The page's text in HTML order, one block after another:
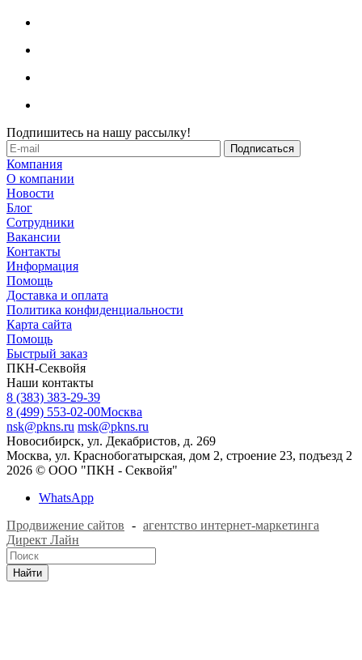
Подпишитесь на нашу рассылку!
Компания
О компании
Новости
Блог
Сотрудники
Вакансии
Контакты
Информация
Помощь
Доставка и оплата
Политика конфиденциальности
Карта сайта
Помощь
Быстрый заказ
ПКН-Секвойя
Наши контакты
8 (383) 383-29-39
8 (499) 553-02-00Москва
nsk@pkns.ru msk@pkns.ru
Новосибирск, ул. Декабристов, д. 269
Москва, ул. Краснобогатырская, дом 2, строение 23, подъезд 2
2026 © ООО "ПКН - Секвойя"
WhatsApp
Продвижение сайтов - агентство интернет-маркетинга
Директ Лайн
Найти